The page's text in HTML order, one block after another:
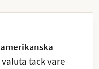
amerikanska
tack vare